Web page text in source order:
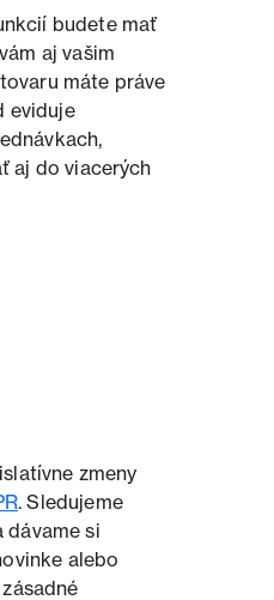
budete mať
aj vašim
máte práve
eviduje
aj do viacerých
zmeny
. Sledujeme
dávame si
alebo